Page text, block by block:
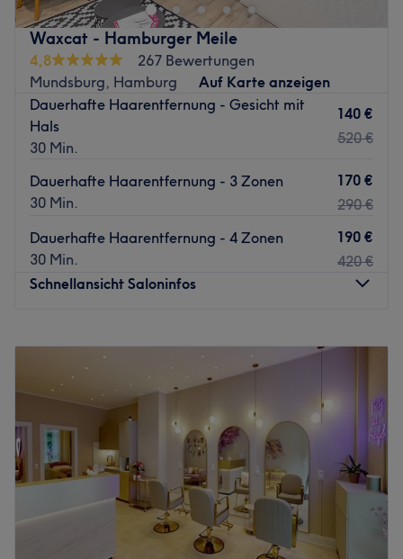
Waxcat - Hamburger Meile
4,8
267 Bewertungen
Mundsburg, Hamburg
Auf Karte anzeigen
Dauerhafte Haarentfernung - Gesicht mit
Hals
30 Min.
140 €
520 €
Dauerhafte Haarentfernung - 3 Zonen
30 Min.
170 €
290 €
Dauerhafte Haarentfernung - 4 Zonen
30 Min.
190 €
420 €
Schnellansicht Saloninfos
10:00–20:00
Mittwoch
Donnerstag
20:00
Freitag
10:00
Samstag
10:00 –
Sonntag
Geschlossen
Du hast genug davon, täglich unter der Dusche deinen
Rasierer zu schwingen und willst lieber rund um die Uhr
mit babyzarter, stoppelfreier Haut glänzen? Dann solltest